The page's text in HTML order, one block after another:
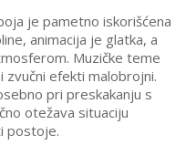
je pametno iskorišćena
animacija je glatka, a
Muzičke teme
zvučni efekti malobrojni.
pri preskakanju s
otežava situaciju
postoje.